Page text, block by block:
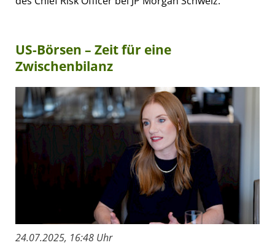
US-Börsen – Zeit für eine
Zwischenbilanz
24.07.2025, 16:48 Uhr